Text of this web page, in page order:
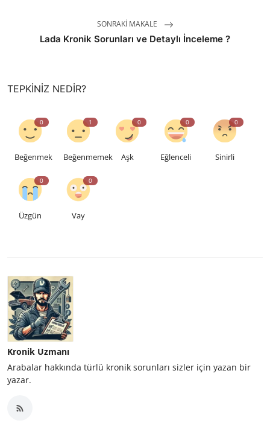
SONRAKI MAKALE
Lada Kronik Sorunları ve Detaylı İnceleme ?
TEPKINIZ NEDIR?
0
Beğenmek
1
Beğenmemek
0
Aşk
0
Eğlenceli
0
Sinirli
0
Üzgün
0
Vay
Kronik Uzmanı
Arabalar hakkında türlü kronik sorunları sizler için yazan bir
yazar.